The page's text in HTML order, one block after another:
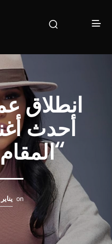
انطلاق
أحدث
on يناير 21,